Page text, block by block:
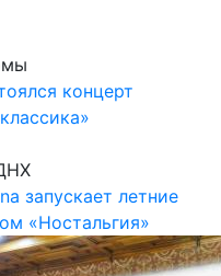
концерт
запускает летние
«Ностальгия»